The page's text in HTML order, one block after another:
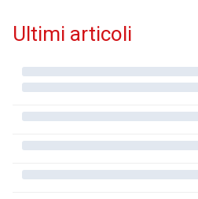
Ultimi articoli